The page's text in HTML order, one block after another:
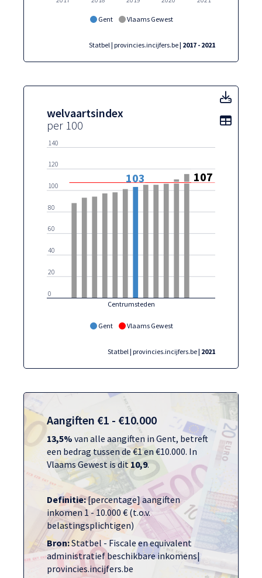
Gent Vlaams Gewest
Statbel | provincies.incijfers.be| 2017 - 2021
welvaartsindex
per 100
Gent Vlaams Gewest
Centrumsteden
0
20
40
60
80
100
120
140
103 107
Statbel | provincies.incijfers.be| 2021
Toon
Aangiften €1 - €10.000
13,5% van alle aangiften in Gent, betreft
een bedrag tussen de €1 en €10.000. In
Vlaams Gewest is dit10,9.
Definitie:[percentage] aangiften
inkomen 1 - 10.000 € (t.o.v.
belastingsplichtigen)
Bron:Statbel - Fiscale en equivalent
administratief beschikbare inkomens|
provincies.incijfers.be